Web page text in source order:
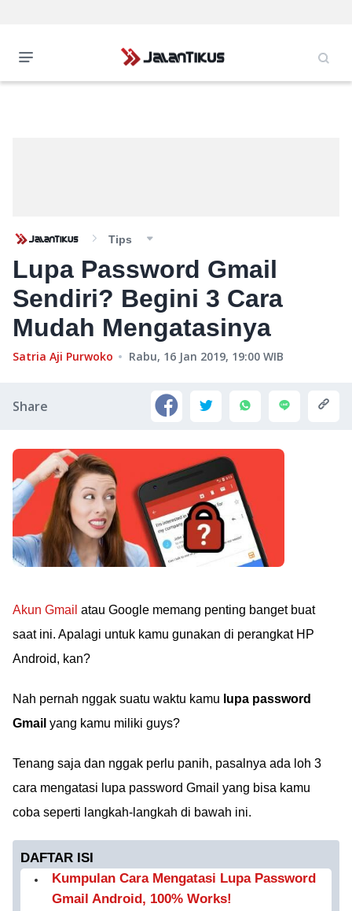
Tips
Lupa Password Gmail
Sendiri? Begini 3 Cara
Mudah Mengatasinya
Satria Aji Purwoko Rabu, 16 Jan 2019, 19:00 WIB
Share
Akun Gmail atau Google memang penting banget buat
saat ini. Apalagi untuk kamu gunakan di perangkat HP
Android, kan?
Nah pernah nggak suatu waktu kamu lupa password
Gmail yang kamu miliki guys?
Tenang saja dan nggak perlu panih, pasalnya ada loh 3
cara mengatasi lupa password Gmail yang bisa kamu
coba seperti langkah-langkah di bawah ini.
DAFTAR ISI
Kumpulan Cara Mengatasi Lupa Password
Gmail Android, 100% Works!